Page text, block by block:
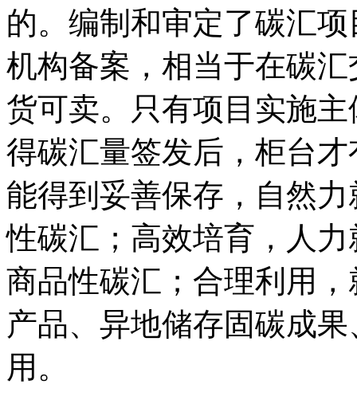
的。编制和审定了碳汇
机构备案，相当于在碳
货可卖。只有项目实施
得碳汇量签发后，柜台
能得到妥善保存，自然
性碳汇；高效培育，人
商品性碳汇；合理利用
产品、异地储存固碳成
用。